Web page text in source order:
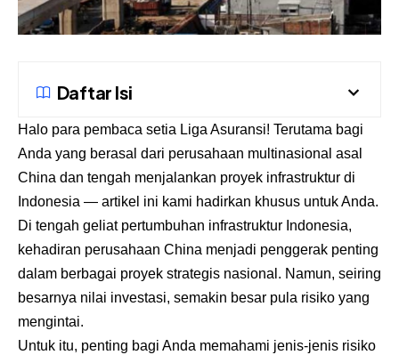
Daftar Isi
Halo para pembaca setia Liga Asuransi! Terutama bagi
Anda yang berasal dari perusahaan multinasional asal
China dan tengah menjalankan proyek infrastruktur di
Indonesia — artikel ini kami hadirkan khusus untuk Anda.
Di tengah geliat pertumbuhan infrastruktur Indonesia,
kehadiran perusahaan China menjadi penggerak penting
dalam berbagai proyek strategis nasional. Namun, seiring
besarnya nilai investasi, semakin besar pula risiko yang
mengintai.
Untuk itu, penting bagi Anda memahami jenis-jenis risiko